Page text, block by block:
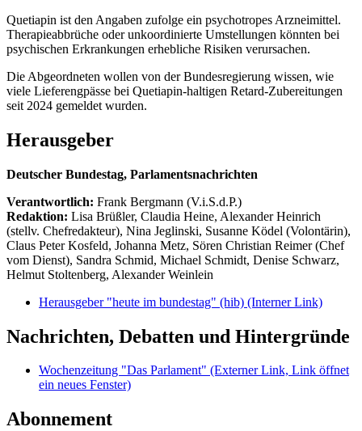
Quetiapin ist den Angaben zufolge ein psychotropes Arzneimittel.
Therapieabbrüche oder unkoordinierte Umstellungen könnten bei
psychischen Erkrankungen erhebliche Risiken verursachen.
Die Abgeordneten wollen von der Bundesregierung wissen, wie
viele Lieferengpässe bei Quetiapin-haltigen Retard-Zubereitungen
seit 2024 gemeldet wurden.
Herausgeber
Deutscher Bundestag, Parlamentsnachrichten
Verantwortlich: Frank Bergmann (V.i.S.d.P.)
Redaktion: Lisa Brüßler, Claudia Heine, Alexander Heinrich
(stellv. Chefredakteur), Nina Jeglinski, Susanne Ködel (Volontärin),
Claus Peter Kosfeld, Johanna Metz, Sören Christian Reimer (Chef
vom Dienst), Sandra Schmid, Michael Schmidt, Denise Schwarz,
Helmut Stoltenberg, Alexander Weinlein
Herausgeber "heute im bundestag" (hib) (Interner Link)
Nachrichten, Debatten und Hintergründe
Wochenzeitung "Das Parlament" (Externer Link, Link öffnet
ein neues Fenster)
Abonnement